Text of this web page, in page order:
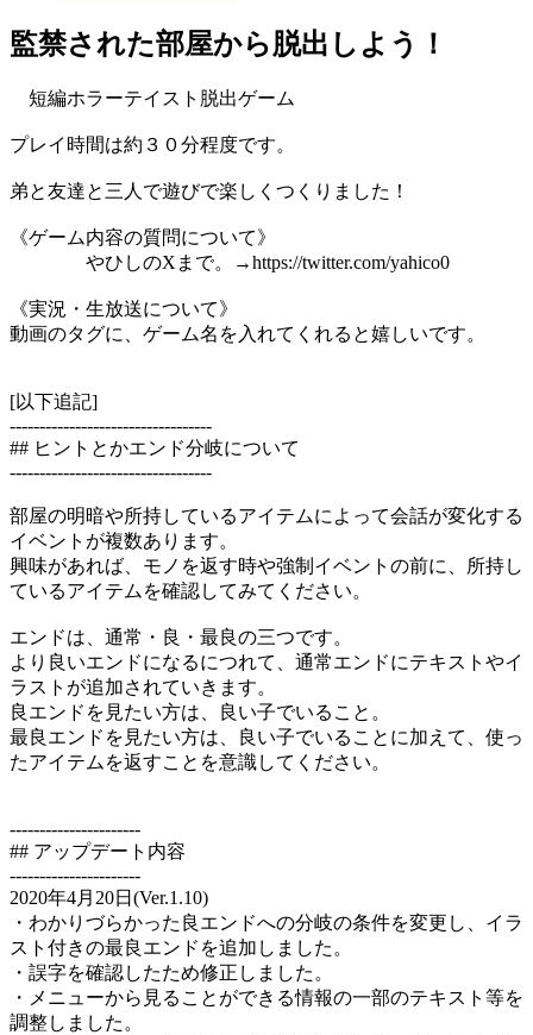
監禁された部屋から脱出しよう！
短編ホラーテイスト脱出ゲーム
プレイ時間は約３０分程度です。
弟と友達と三人で遊びで楽しくつくりました！
《ゲーム内容の質問について》
やひしのXまで。→https://twitter.com/yahico0
《実況・生放送について》
動画のタグに、ゲーム名を入れてくれると嬉しいです。
[以下追記]
----------------------------------
## ヒントとかエンド分岐について
----------------------------------
部屋の明暗や所持しているアイテムによって会話が変化する
イベントが複数あります。
興味があれば、モノを返す時や強制イベントの前に、所持し
ているアイテムを確認してみてください。
エンドは、通常・良・最良の三つです。
より良いエンドになるにつれて、通常エンドにテキストやイ
ラストが追加されていきます。
良エンドを見たい方は、良い子でいること。
最良エンドを見たい方は、良い子でいることに加えて、使っ
たアイテムを返すことを意識してください。
----------------------
## アップデート内容
----------------------
2020年4月20日(Ver.1.10)
・わかりづらかった良エンドへの分岐の条件を変更し、イラ
スト付きの最良エンドを追加しました。
・誤字を確認したため修正しました。
・メニューから見ることができる情報の一部のテキスト等を
調整しました。